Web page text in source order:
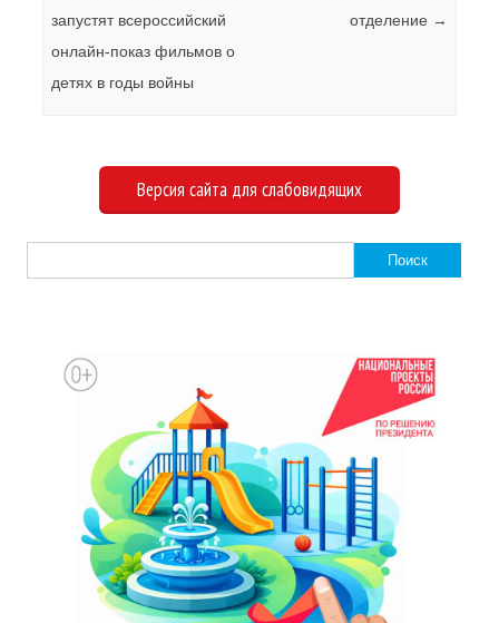
запустят всероссийский
онлайн-показ фильмов о
детях в годы войны
отделение →
Версия сайта для слабовидящих